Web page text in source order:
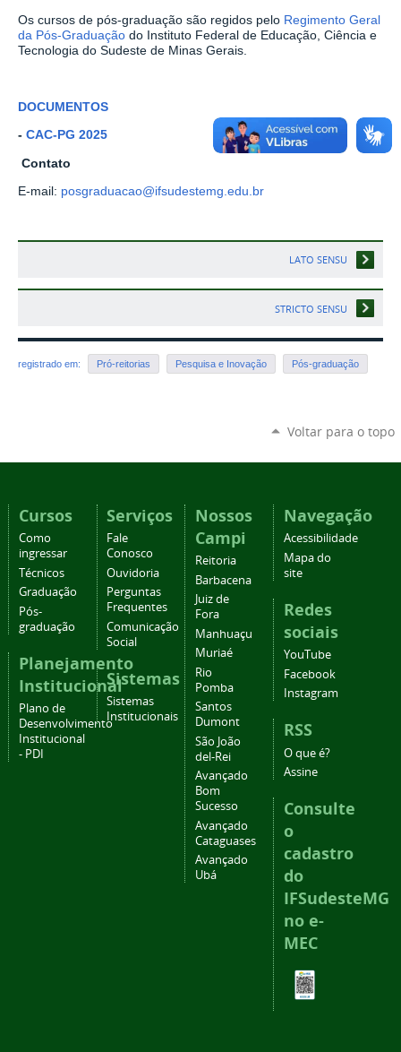
Os cursos de pós-graduação são regidos pelo Regimento Geral
da Pós-Graduação do Instituto Federal de Educação, Ciência e
Tecnologia do Sudeste de Minas Gerais.
DOCUMENTOS
- CAC-PG 2025
Contato
E-mail: posgraduacao@ifsudestemg.edu.br
LATO SENSU
STRICTO SENSU
registrado em: Pró-reitorias Pesquisa e Inovação Pós-graduação
Voltar para o topo
Cursos
Como
ingressar
Técnicos
Graduação
Pós-
graduação
Planejamento
Institucional
Plano de
Desenvolvimento
Institucional
- PDI
Serviços
Fale
Conosco
Ouvidoria
Perguntas
Frequentes
Comunicação
Social
Sistemas
Sistemas
Institucionais
Nossos
Campi
Reitoria
Barbacena
Juiz de
Fora
Manhuaçu
Muriaé
Rio
Pomba
Santos
Dumont
São João
del-Rei
Avançado
Bom
Sucesso
Avançado
Cataguases
Avançado
Ubá
Navegação
Acessibilidade
Mapa do
site
Redes
sociais
YouTube
Facebook
Instagram
RSS
O que é?
Assine
Consulte
o
cadastro
do
IFSudesteMG
no e-
MEC